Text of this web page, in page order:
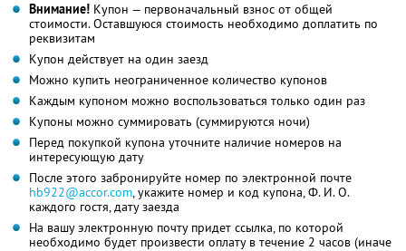
Внимание! Купон — первоначальный взнос от общей
стоимости. Оставшуюся стоимость необходимо доплатить по
реквизитам
Купон действует на один заезд
Можно купить неограниченное количество купонов
Каждым купоном можно воспользоваться только один раз
Купоны можно суммировать (суммируются ночи)
Перед покупкой купона уточните наличие номеров на
интересующую дату
После этого забронируйте номер по электронной почте
hb922@accor.com, укажите номер и код купона,Ф. И. О.
каждого гостя, дату заезда
На вашу электронную почту придет ссылка, по которой
необходимо будет произвести оплату в течение 2 часов (иначе